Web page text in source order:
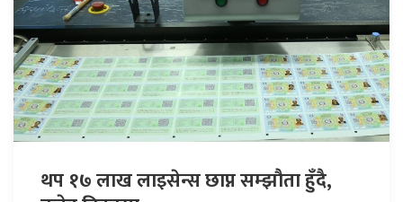
थप १७ लाख लाइसेन्स छाप्न सम्झौता हुँदै,